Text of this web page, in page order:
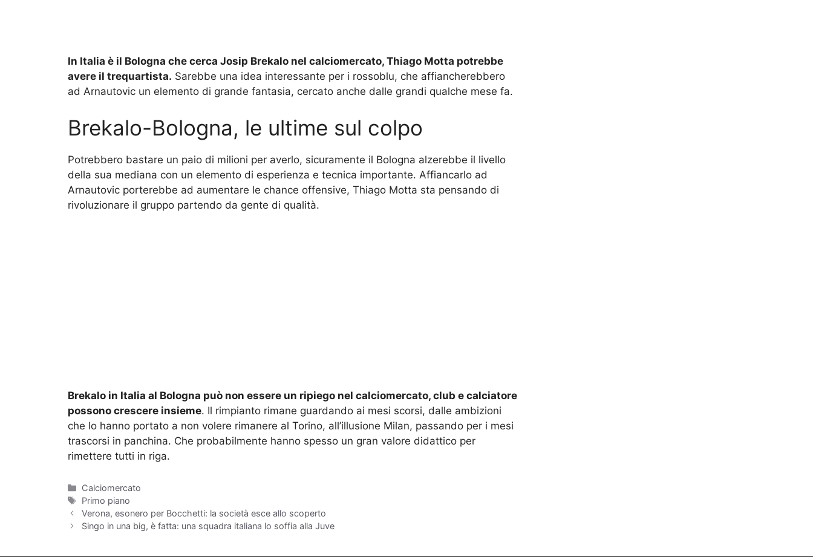
In Italia è il Bologna che cerca Josip Brekalo nel calciomercato, Thiago Motta potrebbe
avere il trequartista. Sarebbe una idea interessante per i rossoblu, che affiancherebbero
ad Arnautovic un elemento di grande fantasia, cercato anche dalle grandi qualche mese fa.
Brekalo-Bologna, le ultime sul colpo
Potrebbero bastare un paio di milioni per averlo, sicuramente il Bologna alzerebbe il livello
della sua mediana con un elemento di esperienza e tecnica importante. Affiancarlo ad
Arnautovic porterebbe ad aumentare le chance offensive, Thiago Motta sta pensando di
rivoluzionare il gruppo partendo da gente di qualità.
Brekalo in Italia al Bologna può non essere un ripiego nel calciomercato, club e calciatore
possono crescere insieme. Il rimpianto rimane guardando ai mesi scorsi, dalle ambizioni
che lo hanno portato a non volere rimanere al Torino, all’illusione Milan, passando per i mesi
trascorsi in panchina. Che probabilmente hanno spesso un gran valore didattico per
rimettere tutti in riga.
Categorie
Calciomercato
Tag
Primo piano
Verona, esonero per Bocchetti: la società esce allo scoperto
Singo in una big, è fatta: una squadra italiana lo soffia alla Juve